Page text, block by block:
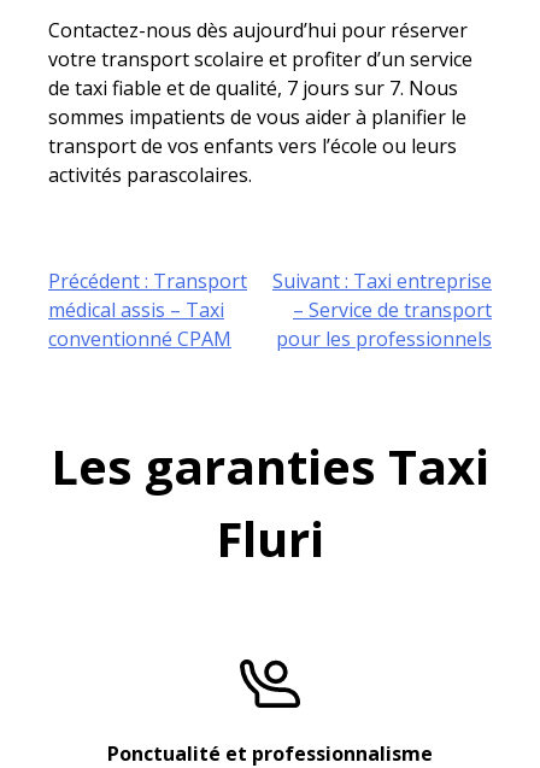
Contactez-nous dès aujourd’hui pour réserver
votre transport scolaire et profiter d’un service
de taxi fiable et de qualité, 7 jours sur 7. Nous
sommes impatients de vous aider à planifier le
transport de vos enfants vers l’école ou leurs
activités parascolaires.
Navigation
de
Précédent : Transport
médical assis – Taxi
conventionné CPAM
Suivant : Taxi entreprise
– Service de transport
pour les professionnels
Les garanties Taxi
Fluri
Ponctualité et professionnalisme